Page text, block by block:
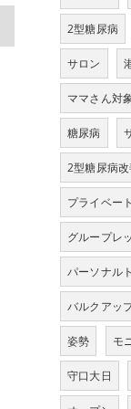
2型糖尿病
サロン
ママさん対
糖尿病
2型糖尿病
プライベー
グループレ
パーソナル
バルクアッ
姿勢 モ
守口大日